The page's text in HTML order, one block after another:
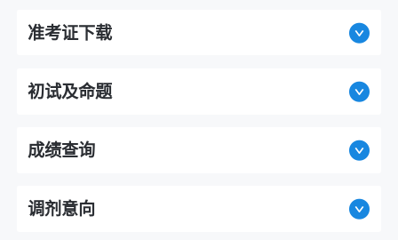
准考证下载
初试及命题
成绩查询
调剂意向